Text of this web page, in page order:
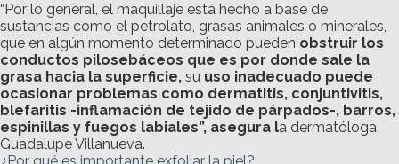
“Por lo general, el maquillaje está hecho a base de
sustancias como el petrolato, grasas animales o minerales,
que en algún momento determinado pueden obstruir los
conductos pilosebáceos que es por donde sale la
grasa hacia la superficie, su uso inadecuado puede
ocasionar problemas como dermatitis, conjuntivitis,
blefaritis -inflamación de tejido de párpados-, barros,
espinillas y fuegos labiales”, asegura la dermatóloga
Guadalupe Villanueva.